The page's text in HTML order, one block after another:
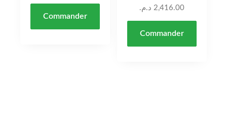
Commander
2,416.00 د.م.
Commander